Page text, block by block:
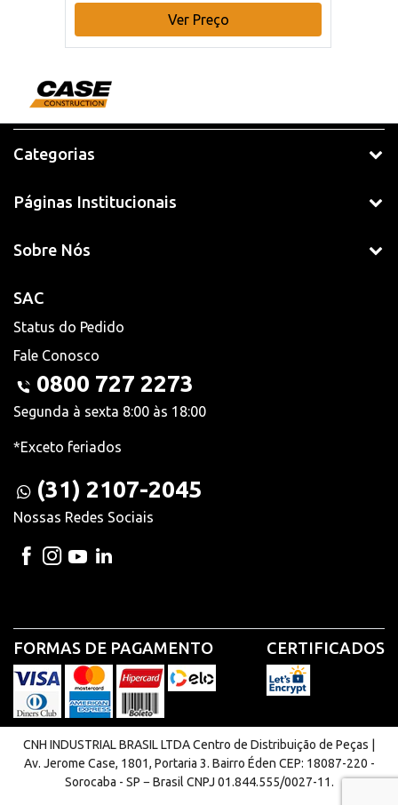
Ver Preço
Categorias
Páginas Institucionais
Sobre Nós
SAC
Status do Pedido
Fale Conosco
0800 727 2273
Segunda à sexta 8:00 às 18:00
*Exceto feriados
(31) 2107-2045
Nossas Redes Sociais
FORMAS DE PAGAMENTO CERTIFICADOS
CNH INDUSTRIAL BRASIL LTDA Centro de Distribuição de Peças |
Av. Jerome Case, 1801, Portaria 3. Bairro Éden CEP: 18087-220 -
Sorocaba - SP − Brasil CNPJ 01.844.555/0027-11.